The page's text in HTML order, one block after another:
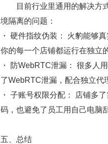
目前行业里通用的解决方式
境隔离的问题：
・ 硬件指纹伪装： 火豹能够
你的每一个店铺都运行在独立
・
防WebRTC泄漏：
很多人
了WebRTC泄漏，配合独立代
・ 子账号权限分配：
店铺多
码，也避免了员工用自己电脑
五、总结